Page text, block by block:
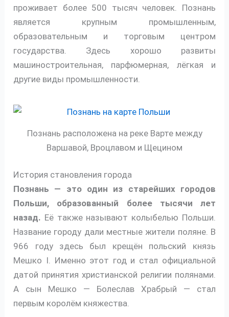
проживает более 500 тысяч человек. Познань
является крупным промышленным,
образовательным и торговым центром
государства. Здесь хорошо развиты
машиностроительная, парфюмерная, лёгкая и
другие виды промышленности.
Познань расположена на реке Варте между
Варшавой, Вроцлавом и Щецином
История становления города
Познань — это один из старейших городов
Польши,
образованный более тысячи лет
назад. Её также называют колыбелью Польши.
Название городу дали местные жители поляне. В
966 году здесь был крещён польский князь
Мешко I. Именно этот год и стал официальной
датой принятия христианской религии полянами.
А сын Мешко — Болеслав Храбрый — стал
первым королём княжества.